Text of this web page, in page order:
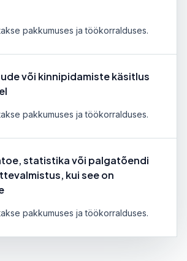
pakkumuses ja töökorralduses.
või kinnipidamiste käsitlus
pakkumuses ja töökorralduses.
statistika või palgatõendi
kui see on
pakkumuses ja töökorralduses.